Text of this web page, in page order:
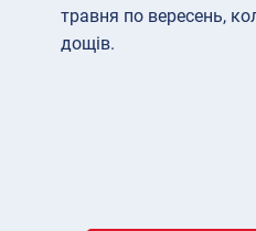
травня по вересень,
дощів.